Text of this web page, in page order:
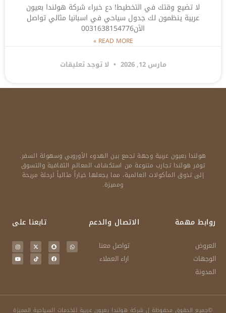
لا تضيع وقتك في التخطيط! دع خبراء شركة هولندا بعيون
عربية ينظمون لك جدول سياحي في اسبانيا مثالي تواصل
الآن0031638154776
READ MORE »
مارس 12, 2026 لا توجد تعليقات
هولندا بعيون عربية وجهة تجمع بين الهدوء الأوروبي وسهولة السفر.
توفر هولندا تجارب متنوعة من استكشاف المعالم الثقافية والتسوق
إلى تذوق المأكولات العالمية، مما يجعلها خياراً مثالياً لرحلة مريحة
ومميزة.
روابط مهمة
العروض
الوجهات
المدونة
الاتصال والدعم
تواصل معنا
اراء العملاء
تابعنا على
©جميع الحقوق محفوظة ل شركة هولندا بعيون عربية للخدمات السياحية المميزة